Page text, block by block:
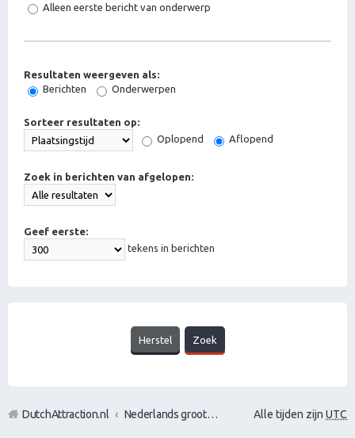
Alleen eerste bericht van onderwerp
Resultaten weergeven als:
Berichten
Onderwerpen
Sorteer resultaten op:
Oplopend
Aflopend
Zoek in berichten van afgelopen:
Geef eerste:
tekens in berichten
Alle tijden zijn UTC
DutchAttraction.nl Nederlands grootste Dutch Attraction, Lifestyle, Vrouwen versieren en Pick-Up (PUA) Forum